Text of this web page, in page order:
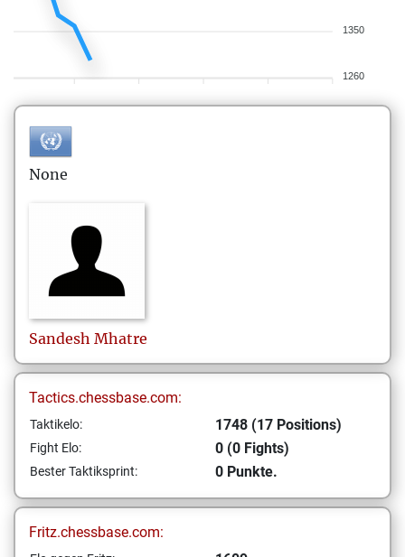
1350
1260
None
Sandesh Mhatre
Tactics.chessbase.com:
Taktikelo: 1748 (17 Positions)
Fight Elo: 0 (0 Fights)
Bester Taktiksprint: 0 Punkte.
Fritz.chessbase.com: